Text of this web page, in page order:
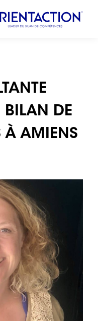
BILAN DE
À AMIENS